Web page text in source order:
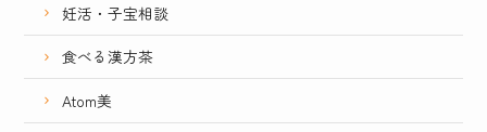
妊活・子宝相談
食べる漢方茶
Atom美